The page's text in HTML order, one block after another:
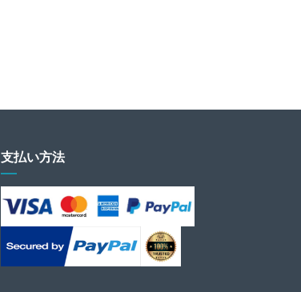
支払い方法